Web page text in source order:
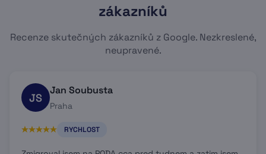
zákazníků
Recenze skutečných zákazníků z Google. Nezkreslené,
neupravené.
JS
Jan Soubusta
Praha
RYCHLOST